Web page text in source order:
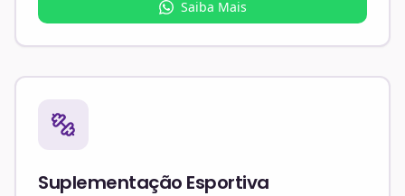
Saiba Mais
Suplementação Esportiva